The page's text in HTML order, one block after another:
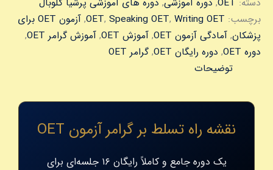
دسته: OET
, دوره آموزشی, دوره های آموزشی پرشیا گلوبال
برچسب:
OET, Speaking OET, Writing OET
,
آزمون OET برای
پزشکان, آمادگی آزمون OET , آموزش OET , آموزش گرامر OET
,
دوره OET
, دوره رایگان OET , گرامر OET
توضیحات
نقشه راه تسلط بر گرامر آزمون OET
یک دوره جامع و کاملاً رایگان ۱۶ جلسه‌ای برای